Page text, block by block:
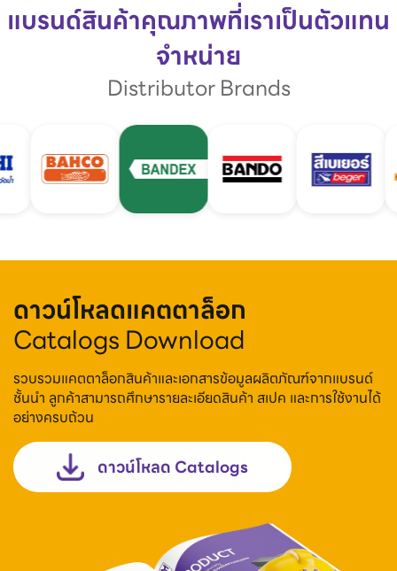
แบรนด์สินค้าคุณภาพที่เราเป็นตัวแทน
จำหน่าย
Distributor Brands
ดาวน์โหลดแคตตาล็อก
Catalogs Download
รวบรวมแคตตาล็อกสินค้าและเอกสารข้อมูลผลิตภัณฑ์จากแบรนด์
ชั้นนำ ลูกค้าสามารถศึกษารายละเอียดสินค้า สเปค และการใช้งานได้
อย่างครบถ้วน
ดาวน์โหลด Catalogs